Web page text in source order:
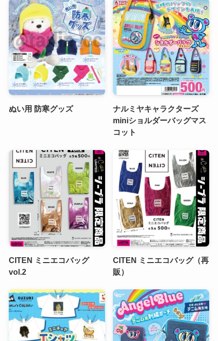
ぬい用 防寒グッズ
ナルミヤキャラクターズ
miniショルダーバッグマス
コット
CITEN ミニエコバッグ
vol.2
CITEN ミニエコバッグ（再
販）